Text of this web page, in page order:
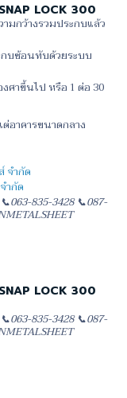
LOCK 300
มกว้างรวมประกบแล้ว
กบซ้อนทับด้วยระบบ
ศาขึ้นไป หรือ 1 ต่อ 30
อาคารขนาดกลาง
จำกัด
ำกัด
835-3428 📞087-
LOCK 300
835-3428 📞087-